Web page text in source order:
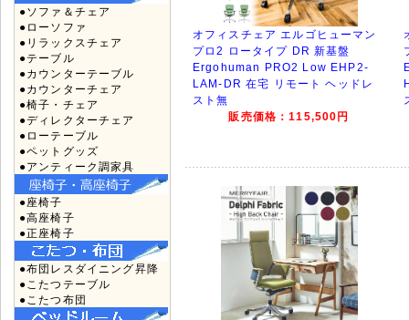
●ソファ＆チェア
●ローソファ
●リラックスチェア
●テーブル
●カウンターテーブル
●カウンターチェア
●椅子・チェア
●ディレクターチェア
●ローテーブル
●ペットグッズ
●アンティーク調家具
●座椅子
●高座椅子
●正座椅子
●布団レスダイニング昇降
●こたつテーブル
●こたつ布団
オフィスチェア エルゴヒューマン
プロ2 ロータイプ DR 新基盤
Ergohuman PRO2 Low EHP2-
LAM-DR 在宅 リモート ヘッドレ
スト無
販売価格：115,500円